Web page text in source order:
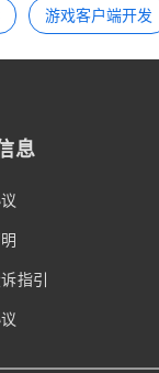
游戏客户端开发
息
指引